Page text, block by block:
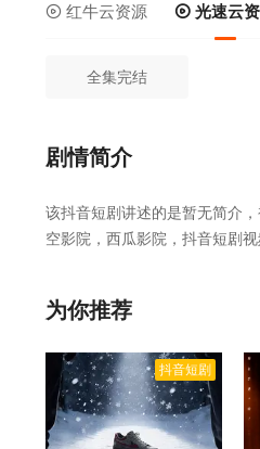
红牛云资源 光速云
全集完结
剧情简介
该抖音短剧讲述的是暂无简介
空影院，西瓜影院，抖音短剧
为你推荐
抖音短剧